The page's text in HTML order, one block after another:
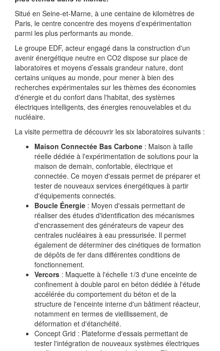
Situé en Seine-et-Marne, à une centaine de kilomètres de
Paris, le centre concentre des moyens d’expérimentation
parmi les plus performants au monde.
Le groupe EDF, acteur engagé dans la construction d'un
avenir énergétique neutre en CO2 dispose sur place de
laboratoires et moyens d’essais grandeur nature, dont
certains uniques au monde, pour mener à bien des
recherches expérimentales sur les thèmes des économies
d'énergie et du confort dans l'habitat, des systèmes
électriques intelligents, des énergies renouvelables et du
nucléaire.
La visite permettra de découvrir les six laboratoires suivants :
Maison Connectée Bas Carbone : Maison à taille
réelle dédiée à l'expérimentation de solutions pour la
maison de demain, confortable, électrique et
connectée. Ce moyen d'essais permet de préparer et
tester de nouveaux services énergétiques à partir
d'équipements connectés.
Boucle Énergie : Moyen d'essais permettant de
réaliser des études d'identification des mécanismes
d'encrassement des générateurs de vapeur des
centrales nucléaires à eau pressurisée. Il permet
également de déterminer des cinétiques de formation
de dépôts de fer dans différentes conditions de
fonctionnement.
Vercors : Maquette à l'échelle 1/3 d'une enceinte de
confinement à double paroi en béton dédiée à l'étude
accélérée du comportement du béton et de la
structure de l'enceinte interne d'un bâtiment réacteur,
notamment en termes de vieillissement, de
déformation et d'étanchéité.
Concept Grid : Plateforme d'essais permettant de
tester l'intégration de nouveaux systèmes électriques